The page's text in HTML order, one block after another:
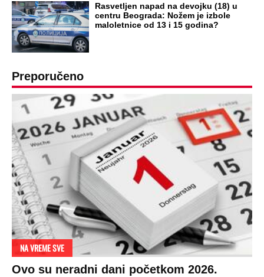
Rasvetljen napad na devojku (18) u
centru Beograda: Nožem je izbole
maloletnice od 13 i 15 godina?
Preporučeno
NA VREME SVE
Ovo su neradni dani početkom 2026.